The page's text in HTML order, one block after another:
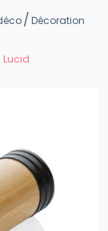
Décoration
Lucid